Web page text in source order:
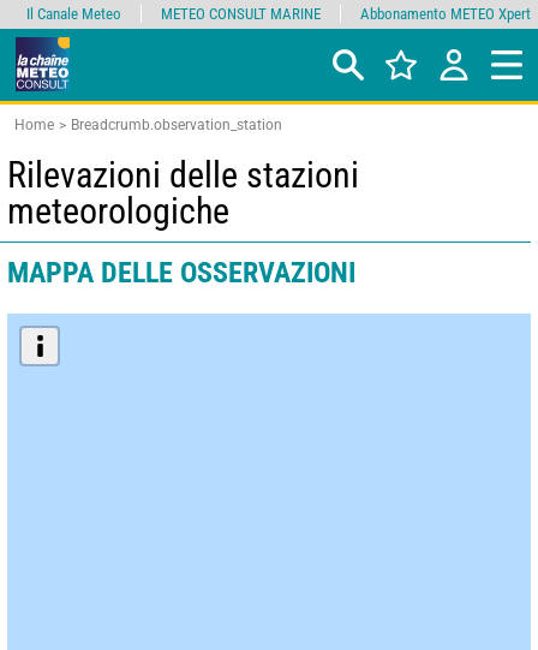
Home Breadcrumb.observation_station
Rilevazioni delle stazioni
meteorologiche
MAPPA DELLE OSSERVAZIONI
Il Canale Meteo METEO CONSULT MARINE Abbonamento METEO Xpert